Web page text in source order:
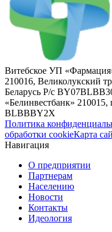
Витебское УП
210016, Великолукский
Беларусь Р/с
«Белинвестбанк»
BLBBBY2X
Политика
обработки cookieКарта
Навигация
О предприятии
Партнерам
Населению
Новости
Контакты
Идеология